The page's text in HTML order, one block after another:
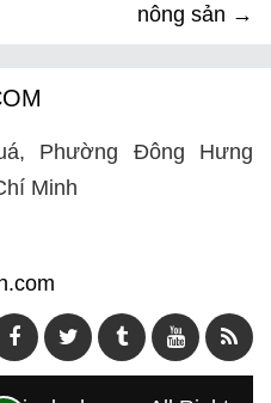
nông sản →
Phường Đông Hưng
Minh